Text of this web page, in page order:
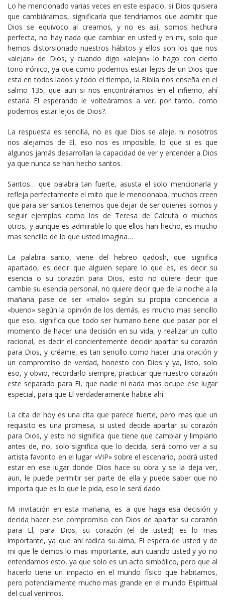
Lo he mencionado varias veces en este espacio, si Dios quisiera
que cambiáramos, significaría que tendríamos que admitir que
Dios se equivoco al crearnos, y no es así, somos hechura
perfecta, no hay nada que cambiar en usted y en mi, solo que
hemos distorsionado nuestros hábitos y ellos son los que nos
«alejan» de Dios, y cuando digo «alejan» lo hago con cierto
tono irónico, ya que como podemos estar lejos de un Dios que
esta en todos lados y todo el tiempo, la Biblia nos enseña en el
salmo 135, que aun si nos encontráramos en el infierno, ahí
estaría El esperando le volteáramos a ver, por tanto, como
podemos estar lejos de Dios?.
La respuesta es sencilla, no es que Dios se aleje, ni nosotros
nos alejamos de El, eso nos es imposible, lo que si es que
algunos jamás desarrollan la capacidad de ver y entender a Dios
ya que nunca se han hecho santos.
Santos… que palabra tan fuerte, asusta el solo mencionarla y
refleja perfectamente el mito que le mencionaba, muchos creen
que para ser santos tenemos que dejar de ser quienes somos y
seguir ejemplos como los de Teresa de Calcuta o muchos
otros, y aunque es admirable lo que ellos han hecho, es mucho
mas sencillo de lo que usted imagina…
La palabra santo, viene del hebreo qadosh, que significa
apartado, es decir que alguien separe lo que es, es decir su
esencia o su corazón para Dios, esto no quiere decir que
cambie su esencia personal, no quiere decir que de la noche a la
mañana pase de ser «malo» según su propia conciencia a
«bueno» según la opinión de los demás, es mucho mas sencillo
que eso, significa que todo ser humano tiene que pasar por el
momento de hacer una decisión en su vida, y realizar un culto
racional, es decir el concientemente decidir apartar su corazón
para Dios, y créame, es tan sencillo comohacer una oración y
un compromiso de verdad, honesto con Dios y ya, listo, solo
eso, y obvio, recordarlo siempre, practicar que nuestro corazón
este separado para El, que nadie ni nada mas ocupe ese lugar
especial, para que El verdaderamente habite ahí.
La cita de hoy es una cita que parece fuerte, pero mas que un
requisito es una promesa, si usted decide apartar su corazón
para Dios, y esto no significa que tiene que cambiar y limpiarlo
antes de, no, solo significa que lo decida, será como ver a su
artista favorito en el lugar «VIP» sobre el escenario, podrá usted
estar en ese lugar donde Dios hace su obra y se la deja ver,
aun, le puede permitir ser parte de ella y puede saber que no
importa que es lo que le pida, eso le será dado.
Mi invitación en esta mañana, es a que haga esa decisión y
decidahacer ese compromiso con Dios de apartar su corazón
para El, para Dios, su corazón (el de usted) es lo mas
importante, ya que ahí radica su alma, El espera de usted y de
mi que le demos lo mas importante, aun cuando usted y yo no
entendamos esto, ya que solo es un acto simbólico, pero que al
hacerlo tiene un impacto en el mundo físico que habitamos,
pero potencialmente mucho mas grande en el mundo Espiritual
del cual venimos.